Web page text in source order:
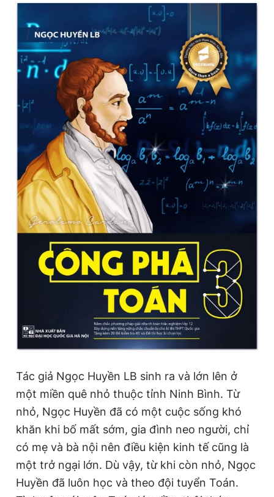
Theo dõi báo trên
Hotline
0906 645 777
Liên hệ quảng cáo
0908 780 404
Đặt báo Quảng cáo RSS Tòa soạn Chính sách bảo
Tổng biên tập: Nguyễn Ngọc Toàn
Phó tổng biên tập thường trực: Hải Thành
Phó tổng biên tập: Lâm Hiếu Dũng
Phó tổng biên tập: Trần Việt Hưng
Tổng thư ký tòa soạn: Đức Trung
Giấy phép xuất bản số 110/GP - BTTTT cấp ngày 24.3.2020
© 2003-2026 Bản quyền thuộc về Báo Thanh Niên. Cấm sao
chép dưới mọi hình thức nếu không có sự chấp thuận bằng văn
bản. Phát triển bởi ePi Technologies, JSC.
Tác giả Ngọc Huyền LB sinh ra và lớn lên ở
một miền quê nhỏ thuộc tỉnh Ninh Bình. Từ
nhỏ, Ngọc Huyền đã có một cuộc sống khó
khăn khi bố mất sớm, gia đình neo người, chỉ
có mẹ và bà nội nên điều kiện kinh tế cũng là
một trở ngại lớn. Dù vậy, từ khi còn nhỏ, Ngọc
Huyền đã luôn học và theo đội tuyển Toán.